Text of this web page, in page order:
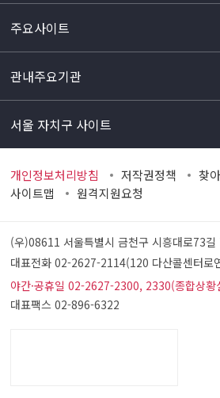
주요사이트
관내주요기관
서울 자치구 사이트
개인정보처리방침 저작권정책
찾
사이트맵
원격지원요청
(우)08611 서울특별시 금천구 시흥대로73
대표전화 02-2627-2114(120 다산콜센터로
야간·공휴일 02-2627-2300, 2330(종합상황
대표팩스 02-896-6322